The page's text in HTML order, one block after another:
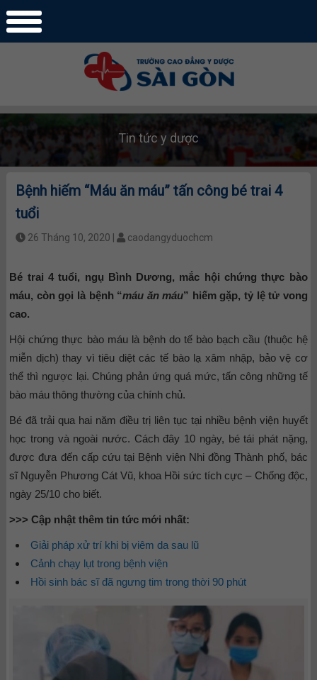
Tin tức y dược
Bệnh hiếm “Máu ăn máu” tấn công bé trai 4
tuổi
26 Tháng 10, 2020 | caodangyduochcm
Bé trai 4 tuổi, ngụ Bình Dương, mắc hội chứng thực bào
máu, còn gọi là bệnh “máu ăn máu” hiếm gặp, tỷ lệ tử vong
cao.
Hội chứng thực bào máu là bệnh do tế bào bạch cầu (thuộc hệ
miễn dịch) thay vì tiêu diệt các tế bào lạ xâm nhập, bảo vệ cơ
thể thì ngược lại. Chúng phản ứng quá mức, tấn công những tế
bào máu thông thường của chính chủ.
Bé đã trải qua hai năm điều trị liên tục tại nhiều bệnh viện huyết
học trong và ngoài nước. Cách đây 10 ngày, bé tái phát nặng,
được đưa đến cấp cứu tại Bệnh viện Nhi đồng Thành phố, bác
sĩ Nguyễn Phương Cát Vũ, khoa Hồi sức tích cực – Chống độc,
ngày 25/10 cho biết.
>>> Cập nhật thêm tin tức mới nhất:
Giải pháp xử trí khi bị viêm da sau lũ
Cảnh chạy lụt trong bệnh viện
Hồi sinh bác sĩ đã ngưng tim trong thời 90 phút